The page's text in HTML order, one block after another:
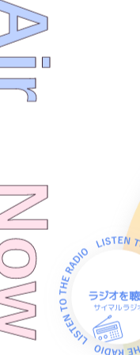
ラジオを聴
サイマルラジ